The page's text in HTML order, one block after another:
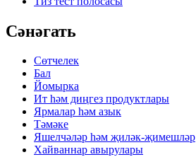
Сәнәгать
Сөтчелек
Бал
Йомырка
Ит һәм диңгез продуктлары
Ярмалар һәм азык
Тәмәке
Яшелчәләр һәм җиләк-җимешләр
Хайваннар авырулары